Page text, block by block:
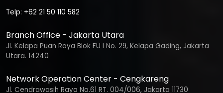
Telp: +62 21 50 110 582
Branch Office - Jakarta Utara
Jl. Kelapa Puan Raya Blok FU I No. 29, Kelapa Gading, Jakarta
Utara. 14240
Network Operation Center - Cengkareng
Jl. Cendrawasih Raya No.61 RT. 004/006, Jakarta 11730